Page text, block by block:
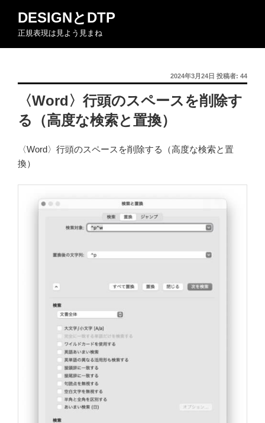
ン
DESIGNとDTP
正規表現は見よう見まね
投
稿
日:
2024年3月24日 投稿者: 44
〈Word〉行頭のスペースを削除す
る（高度な検索と置換）
〈Word〉行頭のスペースを削除する（高度な検索と置
換）